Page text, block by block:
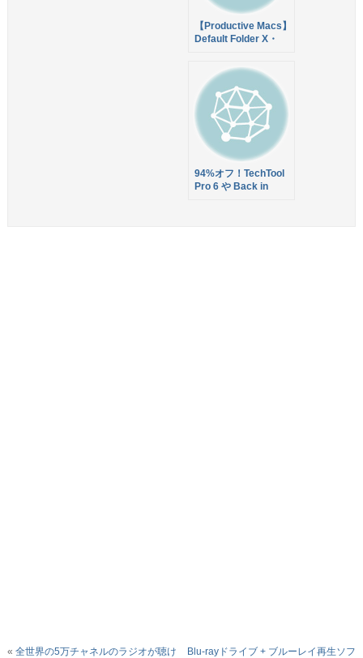
【Productive Macs】
Default Folder X・
ル！総額$264を
$39.99で販売中！
94%オフ！TechTool
Pro 6 や Back in
« 全世界の5万チャネルのラジオが聴け Blu-rayドライブ + ブルーレイ再生ソフ